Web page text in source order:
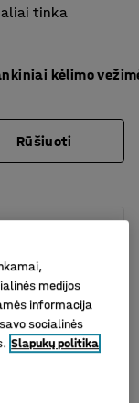
tinka
kėlimo
Rūšiuoti
medijos
informacija
socialinės
Slapukų politika